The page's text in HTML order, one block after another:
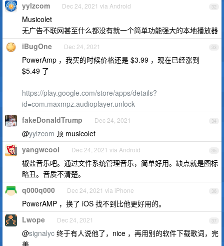
32
yylzcom Dec 24, 2021 via Android
Musicolet
无广告不联网甚至什么都没有就一个简单功能强大的本地播放器
33
iBugOne Dec 24, 2021
PowerAmp ，我买的时候价格还是 $3.99 ，现在已经涨到
$5.49 了
https://play.google.com/store/apps/details?
id=com.maxmpz.audioplayer.unlock
34
fakeDonaldTrump Dec 24, 2021
@yylzcom 顶 musicolet
35
yangwcool Dec 24, 2021 via Android
椒盐音乐吧。通过文件系统管理音乐，简单好用。缺点就是图标
略丑。音质不清楚。
36
q000q000 Dec 24, 2021 via iPhone
PowerAMP ，换了 iOS 找不到比他更好用的。
37
Lwope Dec 24, 2021
@signalyc 终于有人说他了，nice ，再用别的软件下载歌词，完
美